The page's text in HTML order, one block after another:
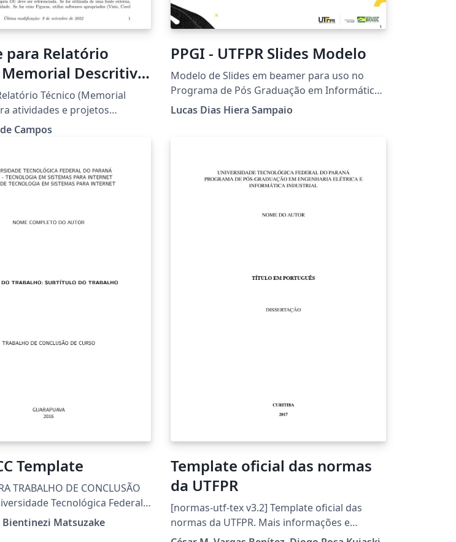
para Relatório
Memorial Descritivo
Técnico (Memorial
atividades e projetos
aulas práticas.
Campos
PPGI - UTFPR Slides Modelo
Modelo de Slides em beamer para uso no
Programa de Pós Graduação em Informática
da Universidade Tecnológica Federal do
Paraná Campus Cornélio Procópio.
Lucas Dias Hiera Sampaio
Template
TRABALHO DE CONCLUSÃO
Tecnológica Federal
Customização da classe
Bientinezi Matsuzake
Template oficial das normas
da UTFPR
[normas-utf-tex v3.2] Template oficial das
normas da UTFPR. Mais informações e
download para versão desktop acesse